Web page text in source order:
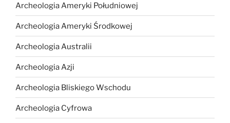
Archeologia Ameryki Południowej
Archeologia Ameryki Środkowej
Archeologia Australii
Archeologia Azji
Archeologia Bliskiego Wschodu
Archeologia Cyfrowa